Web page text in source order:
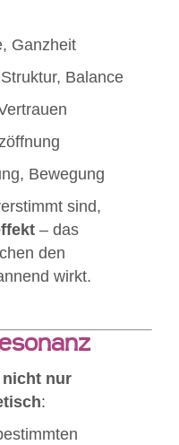
Ganzheit
Balance
Bewegung
sind,
– das
den
wirkt.
nicht nur
: